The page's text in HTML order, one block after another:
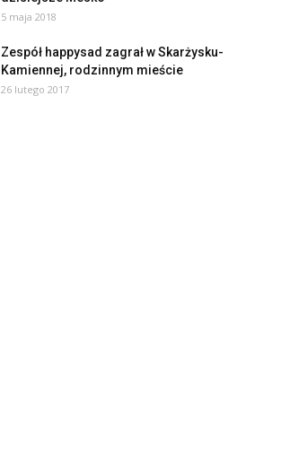
5 maja 2018
Zespół happysad zagrał w Skarżysku-
Kamiennej, rodzinnym mieście
26 lutego 2017